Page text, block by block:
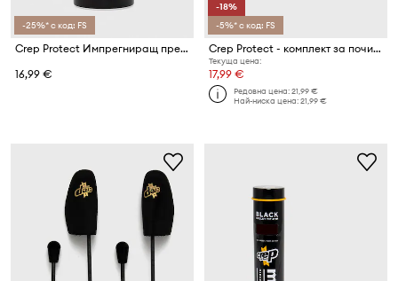
-25%* с код: FS
Crep Protect Импрегниращ препарат за обувки
16,99 €
-18%
-5%* с код: FS
Crep Protect - комплект за почистване на обувки
Текуща цена:
17,99 €
Редовна цена:21,99 €
Най-ниска цена:21,99 €